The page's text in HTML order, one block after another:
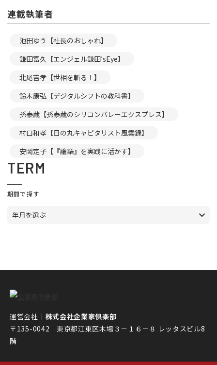
連載執筆者
池田ゆう【社長のおしゃれ】
鎌田富久【エンジェル鎌田’sEye】
北尾吉孝【世相を斬る！】
鈴木康弘【デジタルシフトの教科書】
孫泰蔵【孫泰蔵のシリコンバレーエクスプレス】
村口和孝【日の丸キャピタリスト風雲録】
安岡定子【『論語』を実践に活かす】
TERM
期間で探す
年月を選ぶ
運営会社｜ 株式会社企業家倶楽部
〒135-0042 東京都江東区木場３－１６－８ レッタスビル8
階